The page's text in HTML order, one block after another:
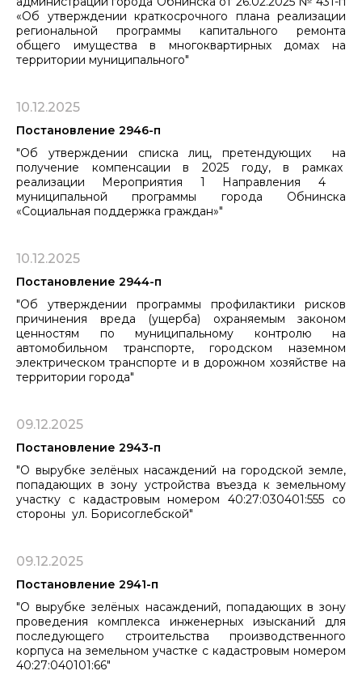
«Об утверждении краткосрочного плана реализации
региональной программы капитального ремонта
общего имущества в многоквартирных домах на
территории муниципального"
10.12.2025
Постановление 2946-п
"Об утверждении списка лиц, претендующих на
получение компенсации в 2025 году, в рамках
реализации Мероприятия 1 Направления 4
муниципальной программы города Обнинска
«Социальная поддержка граждан»"
10.12.2025
Постановление 2944-п
"Об утверждении программы профилактики рисков
причинения вреда (ущерба) охраняемым законом
ценностям по муниципальному контролю на
автомобильном транспорте, городском наземном
электрическом транспорте ​​​​​​​и в дорожном хозяйстве на
территории города"
09.12.2025
Постановление 2943-п
"О вырубке зелёных насаждений на городской земле,
попадающих в зону устройства въезда к земельному
участку с кадастровым номером 40:27:030401:555 со
стороны ул. Борисоглебской"
09.12.2025
Постановление 2941-п
"О вырубке зелёных насаждений, попадающих в зону
проведения комплекса инженерных изысканий для
последующего строительства производственного
корпуса на земельном участке с кадастровым ​​​​​​​номером
40:27:040101:66"